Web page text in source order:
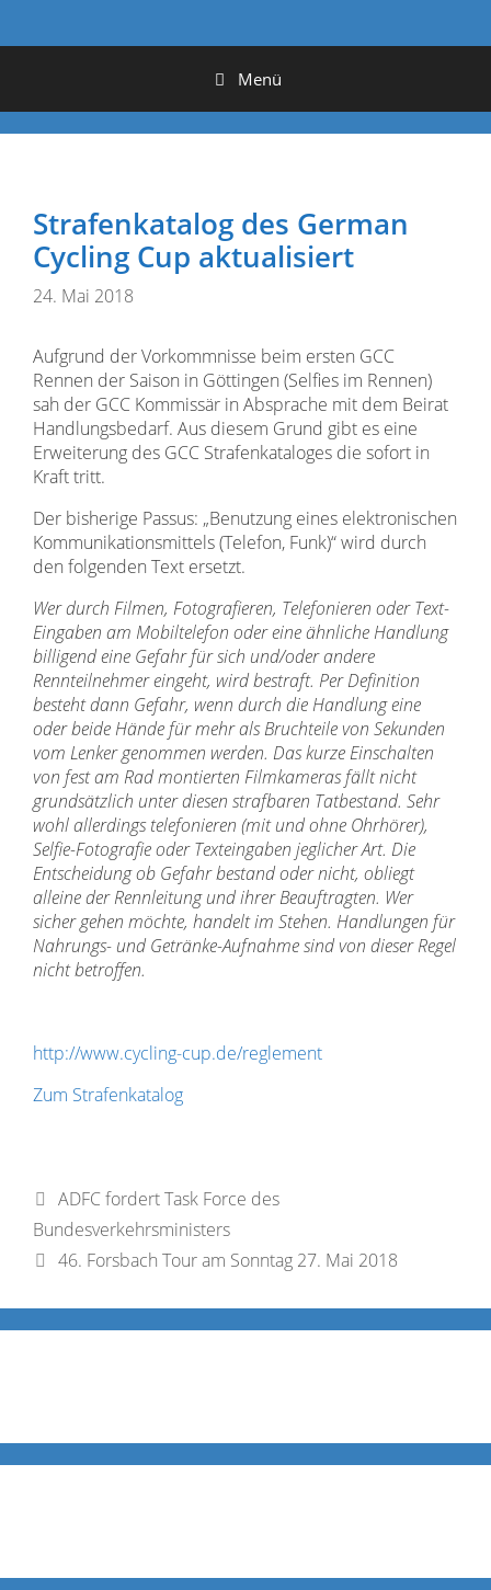
Menü
Strafenkatalog des German
Cycling Cup aktualisiert
24. Mai 2018
Aufgrund der Vorkommnisse beim ersten GCC
Rennen der Saison in Göttingen (Selfies im Rennen)
sah der GCC Kommissär in Absprache mit dem Beirat
Handlungsbedarf. Aus diesem Grund gibt es eine
Erweiterung des GCC Strafenkataloges die sofort in
Kraft tritt.
Der bisherige Passus: „Benutzung eines elektronischen
Kommunikationsmittels (Telefon, Funk)“ wird durch
den folgenden Text ersetzt.
Wer durch Filmen, Fotografieren, Telefonieren oder Text-
Eingaben am Mobiltelefon oder eine ähnliche Handlung
billigend eine Gefahr für sich und/oder andere
Rennteilnehmer eingeht, wird bestraft. Per Definition
besteht dann Gefahr, wenn durch die Handlung eine
oder beide Hände für mehr als Bruchteile von Sekunden
vom Lenker genommen werden. Das kurze Einschalten
von fest am Rad montierten Filmkameras fällt nicht
grundsätzlich unter diesen strafbaren Tatbestand. Sehr
wohl allerdings telefonieren (mit und ohne Ohrhörer),
Selfie-Fotografie oder Texteingaben jeglicher Art. Die
Entscheidung ob Gefahr bestand oder nicht, obliegt
alleine der Rennleitung und ihrer Beauftragten. Wer
sicher gehen möchte, handelt im Stehen. Handlungen für
Nahrungs- und Getränke-Aufnahme sind von dieser Regel
nicht betroffen.
http://www.cycling-cup.de/reglement
Zum Strafenkatalog
ADFC fordert Task Force des
Bundesverkehrsministers
46. Forsbach Tour am Sonntag 27. Mai 2018